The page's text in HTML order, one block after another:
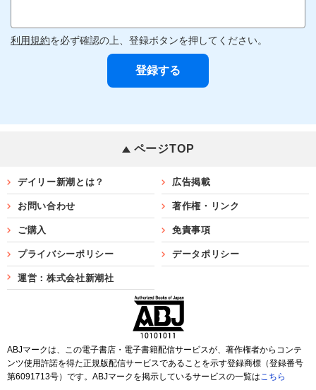
利用規約を必ず確認の上、登録ボタンを押してください。
ページTOP
デイリー新潮とは？ 広告掲載
お問い合わせ 著作権・リンク
ご購入 免責事項
プライバシーポリシー データポリシー
運営：株式会社新潮社
ABJマークは、この電子書店・電子書籍配信サービスが、著作権者からコンテ
ンツ使用許諾を得た正規版配信サービスであることを示す登録商標（登録番号
第6091713号）です。ABJマークを掲示しているサービスの一覧はこちら